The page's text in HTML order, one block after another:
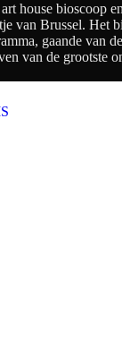
house bioscoop
van Brussel. Het
gaande van
van de grootste